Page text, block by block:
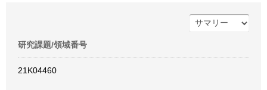
研究課題/領域番号
21K04460